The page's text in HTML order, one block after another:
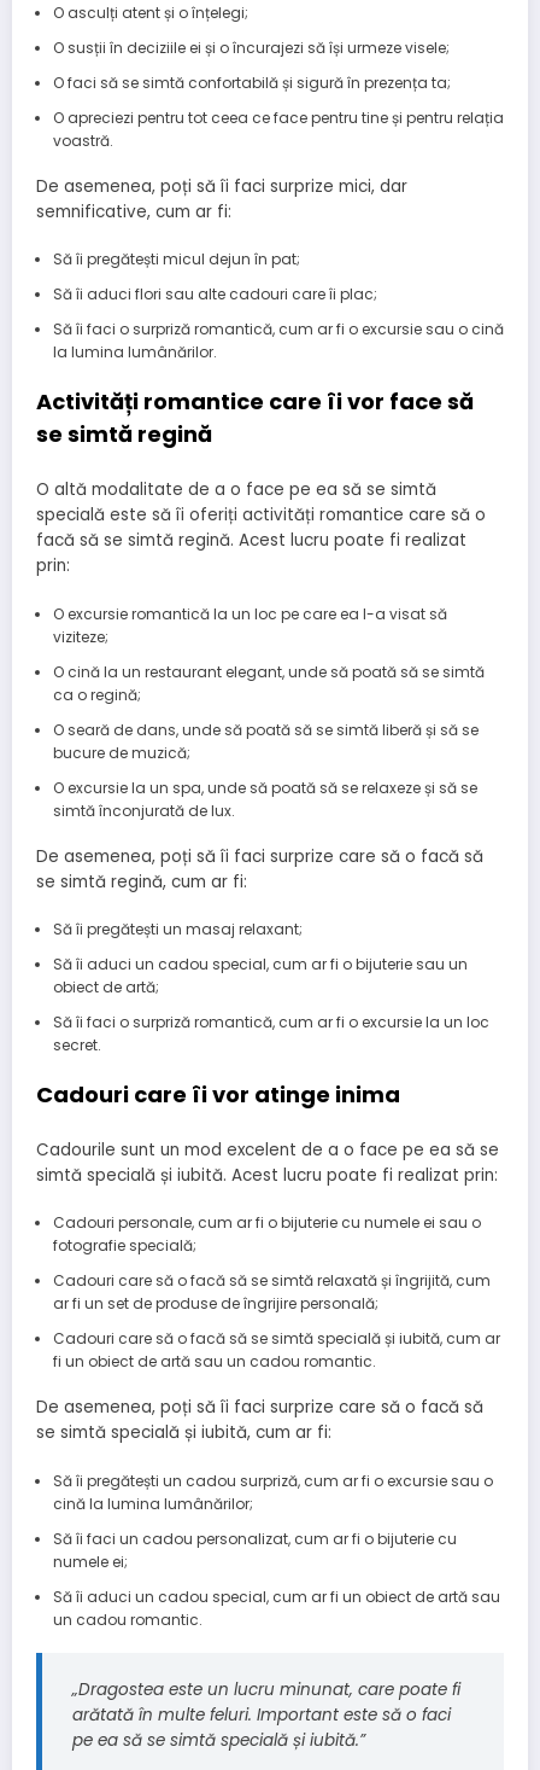
O asculți atent și o înțelegi;
O susții în deciziile ei și o încurajezi să își urmeze visele;
O faci să se simtă confortabilă și sigură în prezența ta;
O apreciezi pentru tot ceea ce face pentru tine și pentru relația
voastră.
De asemenea, poți să îi faci surprize mici, dar
semnificative, cum ar fi:
Să îi pregătești micul dejun în pat;
Să îi aduci flori sau alte cadouri care îi plac;
Să îi faci o surpriză romantică, cum ar fi o excursie sau o cină
la lumina lumânărilor.
Activități romantice care îi vor face să
se simtă regină
O altă modalitate de a o face pe ea să se simtă
specială este să îi oferiți activități romantice care să o
facă să se simtă regină. Acest lucru poate fi realizat
prin:
O excursie romantică la un loc pe care ea l-a visat să
viziteze;
O cină la un restaurant elegant, unde să poată să se simtă
ca o regină;
O seară de dans, unde să poată să se simtă liberă și să se
bucure de muzică;
O excursie la un spa, unde să poată să se relaxeze și să se
simtă înconjurată de lux.
De asemenea, poți să îi faci surprize care să o facă să
se simtă regină, cum ar fi:
Să îi pregătești un masaj relaxant;
Să îi aduci un cadou special, cum ar fi o bijuterie sau un
obiect de artă;
Să îi faci o surpriză romantică, cum ar fi o excursie la un loc
secret.
Cadouri care îi vor atinge inima
Cadourile sunt un mod excelent de a o face pe ea să se
simtă specială și iubită. Acest lucru poate fi realizat prin:
Cadouri personale, cum ar fi o bijuterie cu numele ei sau o
fotografie specială;
Cadouri care să o facă să se simtă relaxată și îngrijită, cum
ar fi un set de produse de îngrijire personală;
Cadouri care să o facă să se simtă specială și iubită, cum ar
fi un obiect de artă sau un cadou romantic.
De asemenea, poți să îi faci surprize care să o facă să
se simtă specială și iubită, cum ar fi:
Să îi pregătești un cadou surpriză, cum ar fi o excursie sau o
cină la lumina lumânărilor;
Să îi faci un cadou personalizat, cum ar fi o bijuterie cu
numele ei;
Să îi aduci un cadou special, cum ar fi un obiect de artă sau
un cadou romantic.
„Dragostea este un lucru minunat, care poate fi
arătată în multe feluri. Important este să o faci
pe ea să se simtă specială și iubită.”